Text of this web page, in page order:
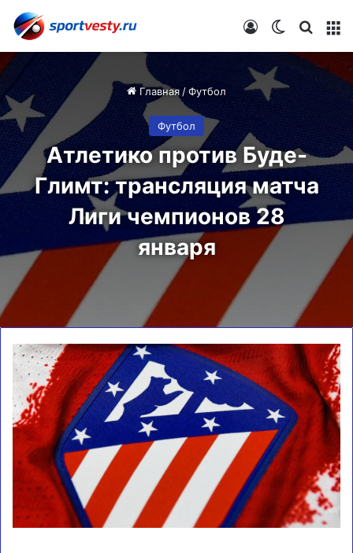
Switch skin
Войти
Главная /Футбол
Футбол
Атлетико против Буде-
Глимт: трансляция матча
Лиги чемпионов 28
января